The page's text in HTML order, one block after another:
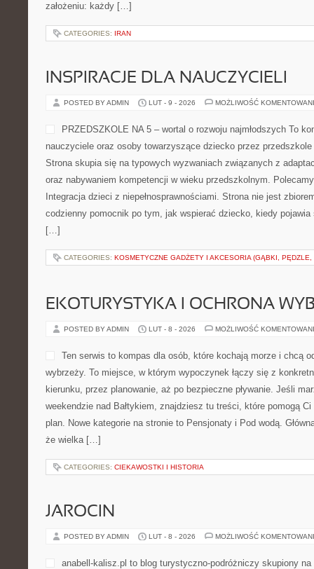
założeniu: każdy […]
CATEGORIES: IRAN
INSPIRACJE DLA NAUCZYCIELI
POSTED BY ADMIN LUT - 9 - 2026 MOŻLIWOŚĆ
PRZEDSZKOLE NA 5 – wortal o rozwoju najmłodszych To
nauczyciele oraz osoby towarzyszące dziecko przez
Strona skupia się na typowych wyzwaniach związanych z
oraz nabywaniem kompetencji w wieku przedszkolnym.
Integracja dzieci z niepełnosprawnościami. Strona nie jest
codzienny pomocnik po tym, jak wspierać dziecko, kiedy
[…]
CATEGORIES: KOSMETYCZNE GADŻETY I AKCESORIA (GĄBKI, PĘDZLE,
EKOTURYSTYKA I OCHRONA
POSTED BY ADMIN LUT - 8 - 2026 MOŻLIWOŚĆ
Ten serwis to kompas dla osób, które kochają morze i chcą
wybrzeży. To miejsce, w którym wypoczynek łączy się z
kierunku, przez planowanie, aż po bezpieczne pływanie. Jeśli
weekendzie nad Bałtykiem, znajdziesz tu treści, które pomogą
plan. Nowe kategorie na stronie to Pensjonaty i Pod wodą.
że wielka […]
CATEGORIES: CIEKAWOSTKI I HISTORIA
JAROCIN
POSTED BY ADMIN LUT - 8 - 2026 MOŻLIWOŚĆ
anabell-kalisz.pl to blog turystyczno-podróżniczy skupiony